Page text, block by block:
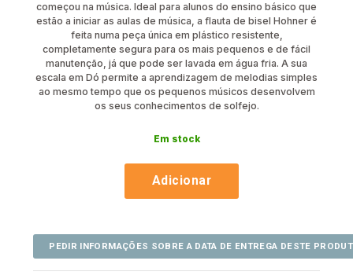
começou na música. Ideal para alunos do ensino básico que
estão a iniciar as aulas de música, a flauta de bisel Hohner é
feita numa peça única em plástico resistente,
completamente segura para os mais pequenos e de fácil
manutenção, já que pode ser lavada em água fria. A sua
escala em Dó permite a aprendizagem de melodias simples
ao mesmo tempo que os pequenos músicos desenvolvem
os seus conhecimentos de solfejo.
Em stock
Adicionar